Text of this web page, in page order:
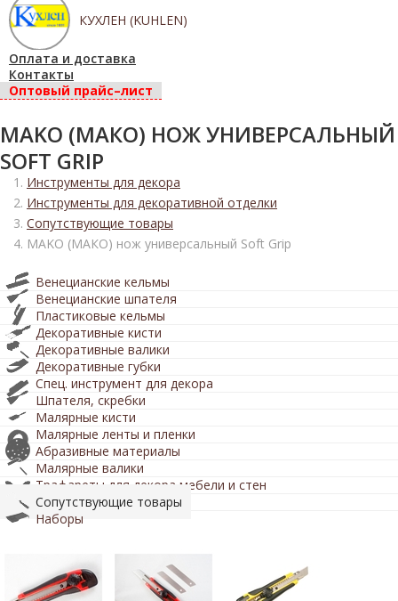
КУХЛЕН (KUHLEN)
Оплата и доставка
Контакты
Оптовый прайс–лист
MAKO (МАКО) НОЖ УНИВЕРСАЛЬНЫЙ
SOFT GRIP
Инструменты для декора
Инструменты для декоративной отделки
Сопутствующие товары
MAKO (МАКО) нож универсальный Soft Grip
Венецианские кельмы
Венецианские шпателя
Пластиковые кельмы
Декоративные кисти
Декоративные валики
Декоративные губки
Спец. инструмент для декора
Шпателя, скребки
Малярные кисти
Малярные ленты и пленки
Абразивные материалы
Малярные валики
Трафареты для декора мебели и стен
Сопутствующие товары
Наборы